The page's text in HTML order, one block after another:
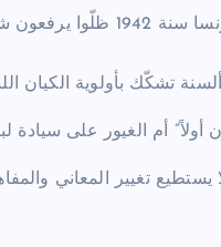
حتى أنصار بيتان الذين شكلّوا حكومة فيشي
تشكّك بأولوية الكيان
أم الغيور على سيادة
تغيير المعاني